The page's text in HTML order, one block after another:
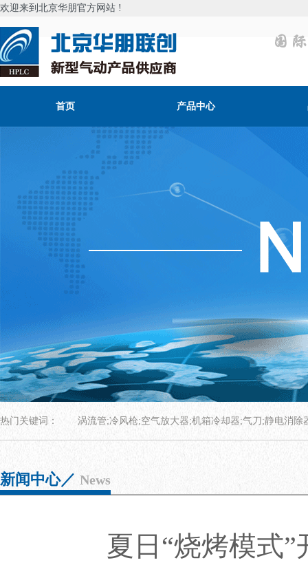
欢迎来到北京华朋官方网站 !
首页 产品中心
热门关键词： 涡流管;冷风枪;空气放大器;机箱冷却器;气刀;静电消除
新闻中心／ News
夏日“烧烤模式